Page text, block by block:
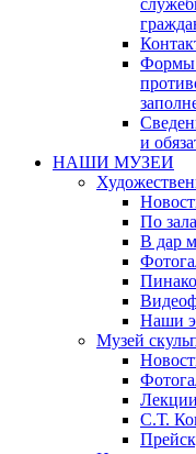
Формы
и
НАШИ МУЗЕИ
По
В дар
Наши
Музей
С.Т.